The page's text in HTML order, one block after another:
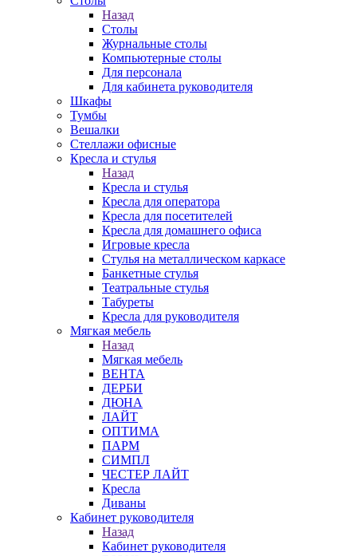
Назад
Столы
Журнальные столы
Компьютерные столы
Для персонала
Для кабинета руководителя
Шкафы
Тумбы
Вешалки
Стеллажи офисные
Кресла и стулья
Назад
Кресла и стулья
Кресла для оператора
Кресла для посетителей
Кресла для домашнего офиса
Игровые кресла
Стулья на металлическом каркасе
Банкетные стулья
Театральные стулья
Табуреты
Кресла для руководителя
Мягкая мебель
Назад
Мягкая мебель
ВЕНТА
ДЕРБИ
ДЮНА
ЛАЙТ
ОПТИМА
ПАРМ
СИМПЛ
ЧЕСТЕР ЛАЙТ
Кресла
Диваны
Кабинет руководителя
Назад
Кабинет руководителя